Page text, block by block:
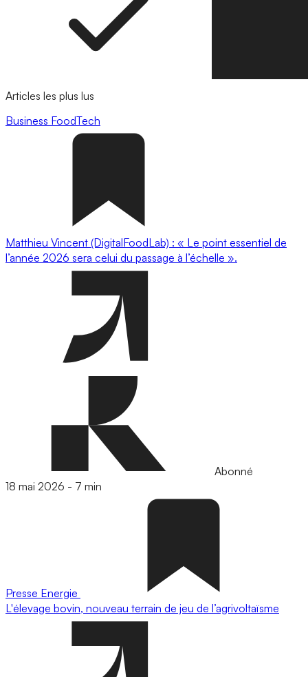
Articles les plus lus
Business FoodTech
Matthieu Vincent (DigitalFoodLab) : « Le point essentiel de
l’année 2026 sera celui du passage à l’échelle ».
Abonné
18 mai 2026 - 7 min
Presse Energie
L'élevage bovin, nouveau terrain de jeu de l’agrivoltaïsme